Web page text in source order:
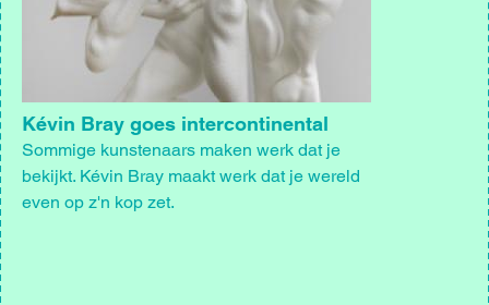
Kévin Bray goes intercontinental
Sommige kunstenaars maken werk dat je
bekijkt. Kévin Bray maakt werk dat je wereld
even op z'n kop zet.